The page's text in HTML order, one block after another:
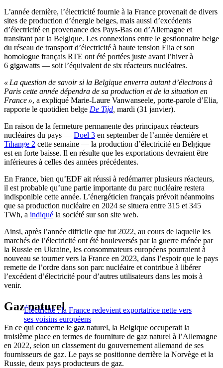
L’année dernière, l’électricité fournie à la France provenait de divers
sites de production d’énergie belges, mais aussi d’excédents
d’électricité en provenance des Pays-Bas ou d’Allemagne et
transitant par la Belgique. Les connexions entre le gestionnaire belge
du réseau de transport d’électricité à haute tension Elia et son
homologue français RTE ont été portées juste avant l’hiver à
6 gigawatts — soit l’équivalent de six réacteurs nucléaires.
« La question de savoir si la Belgique enverra autant d’électrons à
Paris cette année dépendra de sa production et de la situation en
France », a expliqué Marie-Laure Vanwanseele, porte-parole d’Elia,
rapporte le quotidien belge De Tijd mardi (31 janvier).
En raison de la fermeture permanente des principaux réacteurs
nucléaires du pays — Doel 3 en september de l’année dernière et
Tihange 2 cette semaine — la production d’électricité en Belgique
est en forte baisse. Il en résulte que les exportations devraient être
inférieures à celles des années précédentes.
En France, bien qu’EDF ait réussi à redémarrer plusieurs réacteurs,
il est probable qu’une partie importante du parc nucléaire restera
indisponible cette année. L’énergéticien français prévoit néanmoins
que sa production nucléaire en 2024 se situera entre 315 et 345
TWh, a indiqué la société sur son site web.
Ainsi, après l’année difficile que fut 2022, au cours de laquelle les
marchés de l’électricité ont été bouleversés par la guerre ménée par
la Russie en Ukraine, les consommateurs européens pourraient à
nouveau se tourner vers la France en 2023, dans l’espoir que le pays
remette de l’ordre dans son parc nucléaire et contribue à libérer
l’excédent d’électricité pour d’autres utilisateurs dans les mois à
venir.
Électricité : la France redevient exportatrice nette vers
ses voisins européens
Gaz naturel
En ce qui concerne le gaz naturel, la Belgique occuperait la
troisième place en termes de fourniture de gaz naturel à l’Allemagne
en 2022, selon un classement du gouvernement allemand de ses
fournisseurs de gaz. Le pays se positionne derrière la Norvège et la
Russie, deux pays producteurs de gaz.